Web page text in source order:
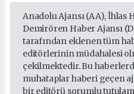
Anadolu Ajansı (AA), İhlas
Demirören Haber Ajansı
tarafından eklenen tüm
editörlerinin müdahalesi
çekilmektedir. Bu
muhataplar haberi geçen
bir editörü sorumlu